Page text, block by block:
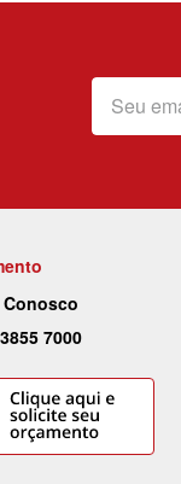
Conosco
7000